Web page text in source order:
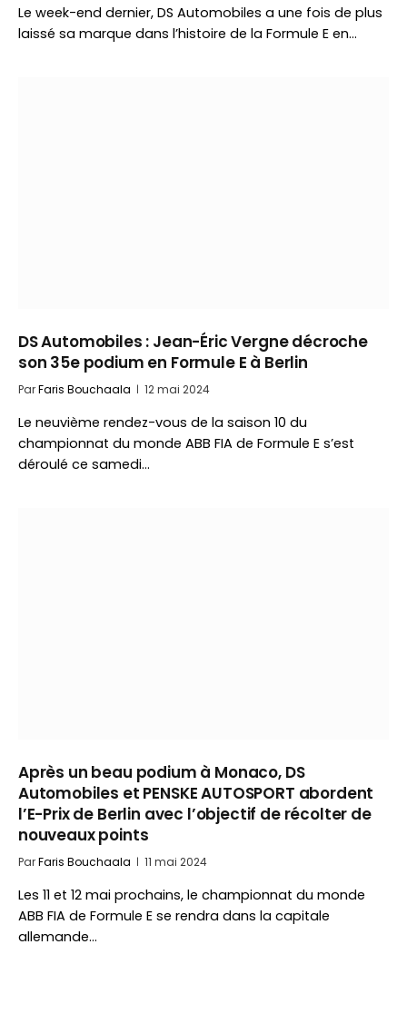
Le week-end dernier, DS Automobiles a une fois de plus
laissé sa marque dans l’histoire de la Formule E en…
DS Automobiles : Jean-Éric Vergne décroche
son 35e podium en Formule E à Berlin
ParFaris Bouchaala 12 mai 2024
Le neuvième rendez-vous de la saison 10 du
championnat du monde ABB FIA de Formule E s’est
déroulé ce samedi…
Après un beau podium à Monaco, DS
Automobiles et PENSKE AUTOSPORT abordent
l’E-Prix de Berlin avec l’objectif de récolter de
nouveaux points
ParFaris Bouchaala 11 mai 2024
Les 11 et 12 mai prochains, le championnat du monde
ABB FIA de Formule E se rendra dans la capitale
allemande…